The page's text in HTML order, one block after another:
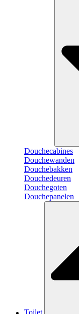
Douchecabines
Douchewanden
Douchebakken
Douchedeuren
Douchegoten
Douchepanelen